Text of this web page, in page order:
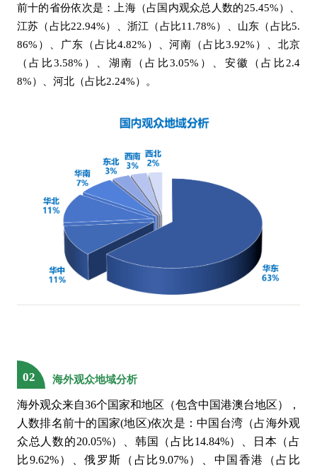
大连晶亚电器有限公司
大同特殊钢（上海）有限公司
大族激光科技产业集团
德米特（苏州）电子环保材料有限公司
登腾(上海)医疗器械有限公司
迪卡侬
鼎固新材料（天津）有限公司
东莞铭普光磁股份有限公司
东莞信柏结构陶瓷股份有限公司
东金电子科技（厦门）有限公司
东睦股份
东芝集团
盾之王
泛亚汽车技术中心有限公司
飞科电器
费斯托中国
丰田汽车
福建国锐中科光电有限公司
福建华清电子材料科技有限公司
富士康科技集团
富世达通讯
歌尔股份有限公司
歌尔光学科技有限公司
格致汽车科技股份有限公司
广东风华高新科技股份有限公司
国防科技大学
前十的省份依次是：上海（占国内观众总人数的25.45%）、
江苏（占比22.94%）、浙江（占比11.78%）、山东（占比5.
86%）、广东（占比4.82%）、河南（占比3.92%）、北京
（占比3.58%）、湖南（占比3.05%）、安徽（占比2.4
8%）、河北（占比2.24%）。
02 海外观众地域分析
海外观众来自36个国家和地区（包含中国港澳台地区），
人数排名前十的国家(地区)依次是：中国台湾（占海外观
众总人数的20.05%）、韩国（占比14.84%）、日本（占
比9.62%）、俄罗斯（占比9.07%）、中国香港（占比